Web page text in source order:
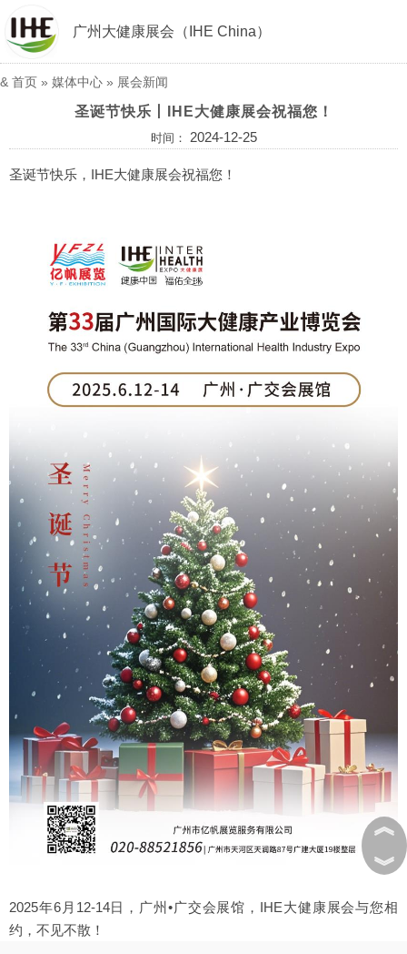
广州大健康展会（IHE China）
& 首页 » 媒体中心 » 展会新闻
圣诞节快乐丨IHE大健康展会祝福您！
时间： 2024-12-25
圣诞节快乐，IHE大健康展会祝福您！
2025年6月12-14日，广州•广交会展馆，IHE大健康展会与您相
约，不见不散！
︽
︾